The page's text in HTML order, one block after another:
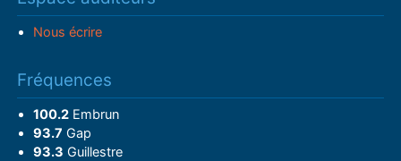
Nous écrire
Fréquences
100.2Embrun
93.7 Gap
93.3 Guillestre